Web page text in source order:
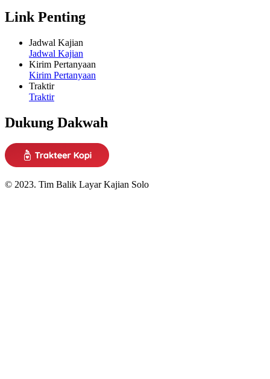
Link Penting
Jadwal Kajian
Jadwal Kajian
Kirim Pertanyaan
Kirim Pertanyaan
Traktir
Traktir
Dukung Dakwah
© 2023. Tim Balik Layar Kajian Solo